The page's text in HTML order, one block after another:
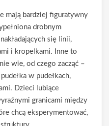
mają bardziej figuratywny
drobnym
się linii,
i kropelkami. Inne to
wie, od czego zacząć –
w pudełkach,
Dzieci lubiące
granicami między
chcą eksperymentować,